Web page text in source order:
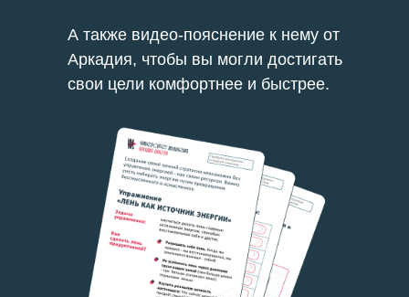
А также видео-пояснение к нему от
Аркадия, чтобы вы могли достигать
свои цели комфортнее и быстрее.